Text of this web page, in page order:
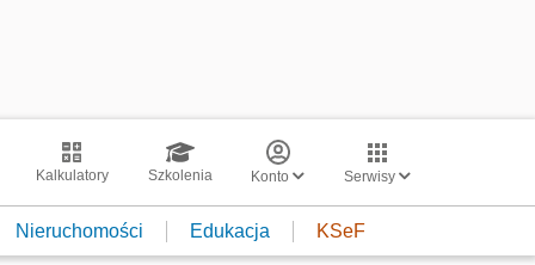
Kalkulatory Szkolenia Konto Serwisy
Nieruchomości Edukacja KSeF